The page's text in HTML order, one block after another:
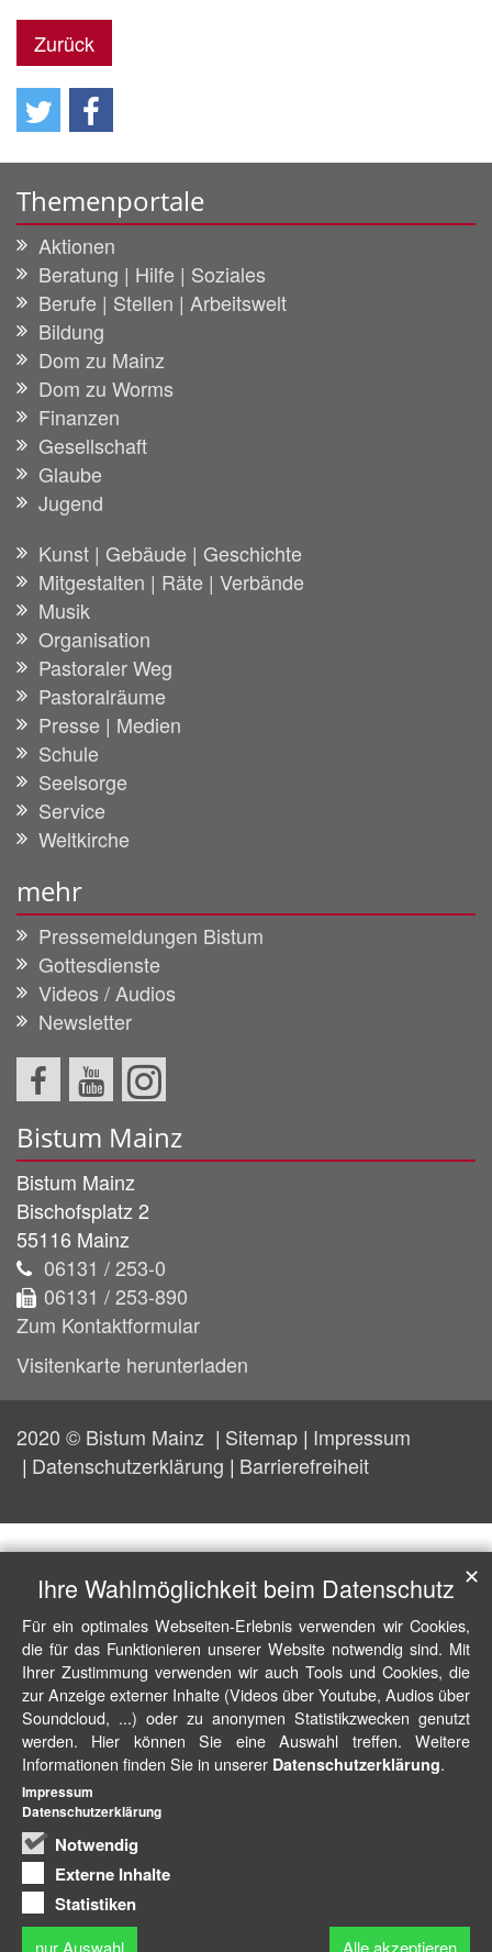
Zurück
Themenportale
Aktionen
Beratung | Hilfe | Soziales
Berufe | Stellen | Arbeitswelt
Bildung
Dom zu Mainz
Dom zu Worms
Finanzen
Gesellschaft
Glaube
Jugend
Kunst | Gebäude | Geschichte
Mitgestalten | Räte | Verbände
Musik
Organisation
Pastoraler Weg
Pastoralräume
Presse | Medien
Schule
Seelsorge
Service
Weltkirche
mehr
Pressemeldungen Bistum
Gottesdienste
Videos / Audios
Newsletter
Bistum Mainz
Bistum Mainz
Bischofsplatz 2
55116 Mainz
06131 / 253-0
06131 / 253-890
Zum Kontaktformular
Visitenkarte herunterladen
2020 © Bistum Mainz Sitemap Impressum
Datenschutzerklärung
Barrierefreiheit
Ihre Wahlmöglichkeit beim Datenschutz
Für ein optimales Webseiten-Erlebnis verwenden wir Cookies,
die für das Funktionieren unserer Website notwendig sind. Mit
Ihrer Zustimmung verwenden wir auch Tools und Cookies, die
zur Anzeige externer Inhalte (Videos über Youtube, Audios über
Soundcloud, ...) oder zu anonymen Statistikzwecken genutzt
werden. Hier können Sie eine Auswahl treffen. Weitere
Informationen finden Sie in unserer Datenschutzerklärung.
Notwendig
Externe Inhalte
Statistiken
nur Auswahl Alle akzeptieren
✕
Impressum
Datenschutzerklärung